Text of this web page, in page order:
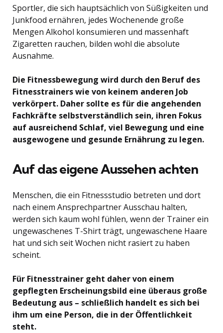
Sportler, die sich hauptsächlich von Süßigkeiten und
Junkfood ernähren, jedes Wochenende große
Mengen Alkohol konsumieren und massenhaft
Zigaretten rauchen, bilden wohl die absolute
Ausnahme.
Die Fitnessbewegung wird durch den Beruf des
Fitnesstrainers wie von keinem anderen Job
verkörpert. Daher sollte es für die angehenden
Fachkräfte selbstverständlich sein, ihren Fokus
auf ausreichend Schlaf, viel Bewegung und eine
ausgewogene und gesunde Ernährung zu legen.
Auf das eigene Aussehen achten
Menschen, die ein Fitnessstudio betreten und dort
nach einem Ansprechpartner Ausschau halten,
werden sich kaum wohl fühlen, wenn der Trainer ein
ungewaschenes T-Shirt trägt, ungewaschene Haare
hat und sich seit Wochen nicht rasiert zu haben
scheint.
Für Fitnesstrainer geht daher von einem
gepflegten Erscheinungsbild eine überaus große
Bedeutung aus – schließlich handelt es sich bei
ihm um eine Person, die in der Öffentlichkeit
steht.